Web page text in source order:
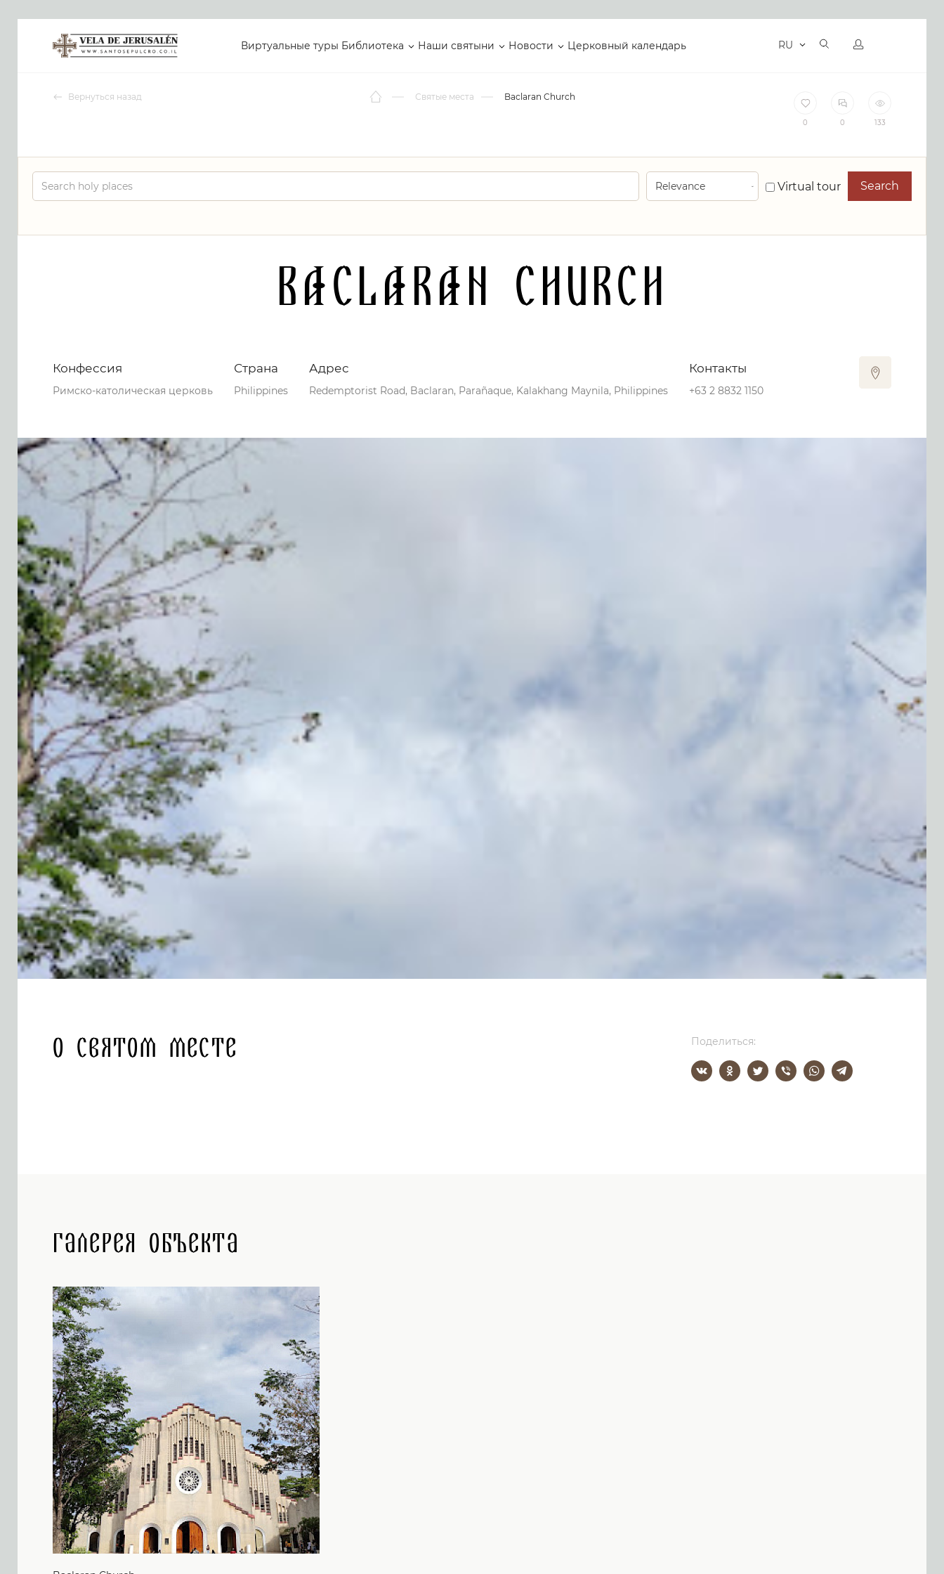
Виртуальные туры Библиотека Наши святыни Новости Церковный календарь RU
Вернуться назад Святые места Baclaran Church
0 0 133
Virtual tour Search
Baclaran Church
Конфессия
Римско-католическая церковь
Страна
Philippines
Адрес
Redemptorist Road, Baclaran, Parañaque, Kalakhang Maynila, Philippines
Контакты
+63 2 8832 1150
0 0 0 133
О святом месте Поделиться:
Галерея объекта